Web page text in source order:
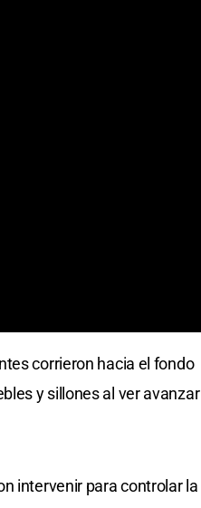
corrieron hacia el fondo
y sillones al ver avanzar
intervenir para controlar la